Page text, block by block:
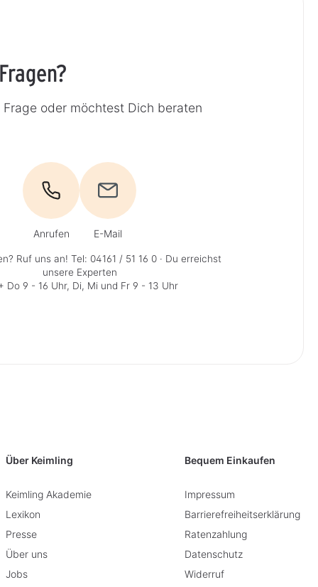
Frage oder möchtest Dich beraten
Anrufen E-Mail
Ruf uns an! Tel: 04161 / 51 16 0· Du erreichst
unsere Experten
Do 9 - 16 Uhr, Di, Mi und Fr 9 - 13 Uhr
Über Keimling
Keimling Akademie
Lexikon
Presse
Über uns
Jobs
Bequem Einkaufen
Impressum
Barrierefreiheitserklärung
Ratenzahlung
Datenschutz
Widerruf